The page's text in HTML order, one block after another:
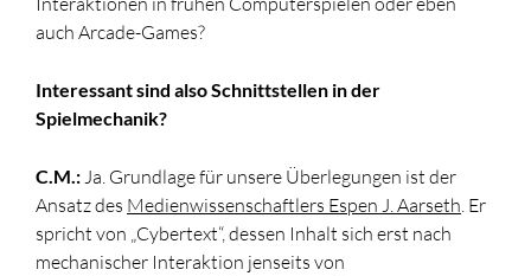
auch Arcade-Games?
Interessant sind also Schnittstellen in der
Spielmechanik?
C.M.:Ja. Grundlage für unsere Überlegungen ist der
Ansatz des Medienwissenschaftlers Espen J. Aarseth. Er
spricht von „Cybertext“, dessen Inhalt sich erst nach
mechanischer Interaktion jenseits von